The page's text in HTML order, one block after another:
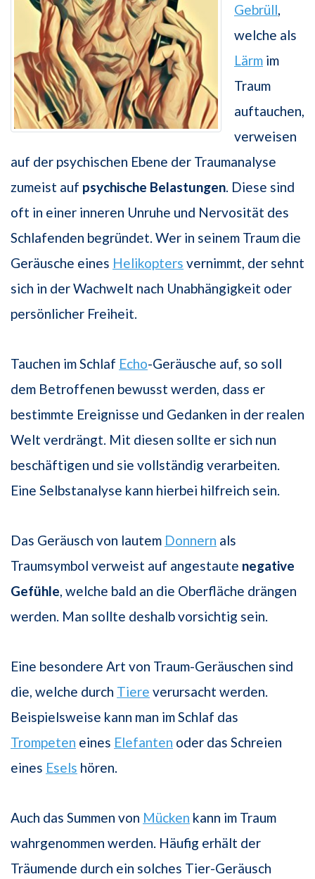
Gebrüll
welche als
Lärm im
Traum
auftauchen,
verweisen
auf der psychischen Ebene der Traumanalyse
zumeist auf psychische Belastungen . Diese sind
oft in einer inneren Unruhe und Nervosität des
Schlafenden begründet. Wer in seinem Traum die
Geräusche eines Helikopters vernimmt, der sehnt
sich in der Wachwelt nach Unabhängigkeit oder
persönlicher Freiheit.
Tauchen im Schlaf Echo-Geräusche auf, so soll
dem Betroffenen bewusst werden, dass er
bestimmte Ereignisse und Gedanken in der realen
Welt verdrängt. Mit diesen sollte er sich nun
beschäftigen und sie vollständig verarbeiten.
Eine Selbstanalyse kann hierbei hilfreich sein.
Das Geräusch von lautem Donnern als
Traumsymbol verweist auf angestaute negative
Gefühle , welche bald an die Oberfläche drängen
werden. Man sollte deshalb vorsichtig sein.
Eine besondere Art von Traum-Geräuschen sind
die, welche durch Tiere verursacht werden.
Beispielsweise kann man im Schlaf das
Trompeten eines Elefanten oder das Schreien
eines Esels hören.
Auch das Summen von Mücken kann im Traum
wahrgenommen werden. Häufig erhält der
Träumende durch ein solches Tier-Geräusch